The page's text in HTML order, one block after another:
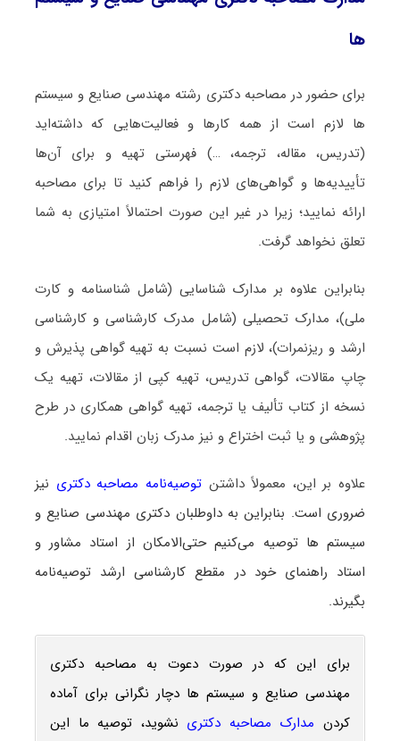
ها
برای حضور در مصاحبه دکتری رشته مهندسی صنایع و سیستم
ها لازم است از همه کارها و فعالیت‌هایی که داشته‌اید
(تدریس، مقاله، ترجمه، …) فهرستی تهیه و برای آن‌ها
تأییدیه‌ها و گواهی‌های لازم را فراهم کنید تا برای مصاحبه
ارائه نمایید؛ زیرا در غیر این صورت احتمالاً امتیازی به شما
تعلق نخواهد گرفت.
بنابراین علاوه بر مدارک شناسایی (شامل شناسنامه و کارت
ملی)، مدارک تحصیلی (شامل مدرک کارشناسی و کارشناسی
ارشد و ریزنمرات)، لازم است نسبت به تهیه گواهی پذیرش و
چاپ مقالات، گواهی تدریس، تهیه کپی از مقالات، تهیه یک
نسخه از کتاب تألیف یا ترجمه، تهیه گواهی همکاری در طرح
پژوهشی و یا ثبت اختراع و نیز مدرک زبان اقدام نمایید.
علاوه بر این، معمولاً داشتنتوصیه‌نامه مصاحبه دکتری نیز
ضروری است. بنابراین به داوطلبان دکتری مهندسی صنایع و
سیستم ها توصیه می‌کنیم حتی‌الامکان از استاد مشاور و
استاد راهنمای خود در مقطع کارشناسی ارشد توصیه‌نامه
بگیرند.
برای این که در صورت دعوت به مصاحبه دکتری
مهندسی صنایع و سیستم ها دچار نگرانی برای آماده
کردن مدارک مصاحبه دکتری نشوید، توصیه ما این